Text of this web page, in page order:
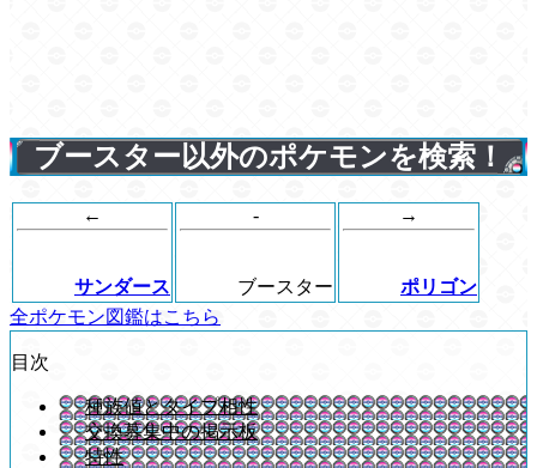
ブースター以外のポケモンを検索！
←
サンダース
-
ブースター
→
ポリゴン
全ポケモン図鑑はこちら
目次
種族値とタイプ相性
交換募集中の掲示板
特性